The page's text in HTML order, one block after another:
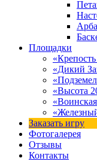
Площадки
«Дикий
«Высота
Заказать игру
Фотогалерея
Отзывы
Контакты